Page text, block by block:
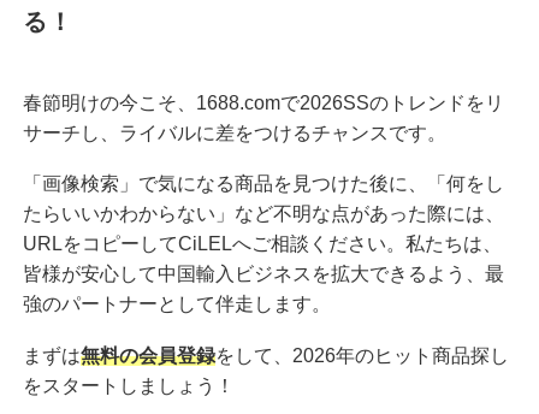
る！
春節明けの今こそ、 1688.comで2026SSのトレンドをリ
サーチし、ライバルに差をつけるチャンスです。
「画像検索」で気になる商品を見つけた後に、「何をし
たらいいかわからない」など不明な点があった際には、
URLをコピーしてCiLELへご相談ください。私たちは、
皆様が安心して中国輸入ビジネスを拡大できるよう、最
強のパートナーとして伴走します。
まずは無料の会員登録をして、2026年のヒット商品探し
をスタートしましょう！